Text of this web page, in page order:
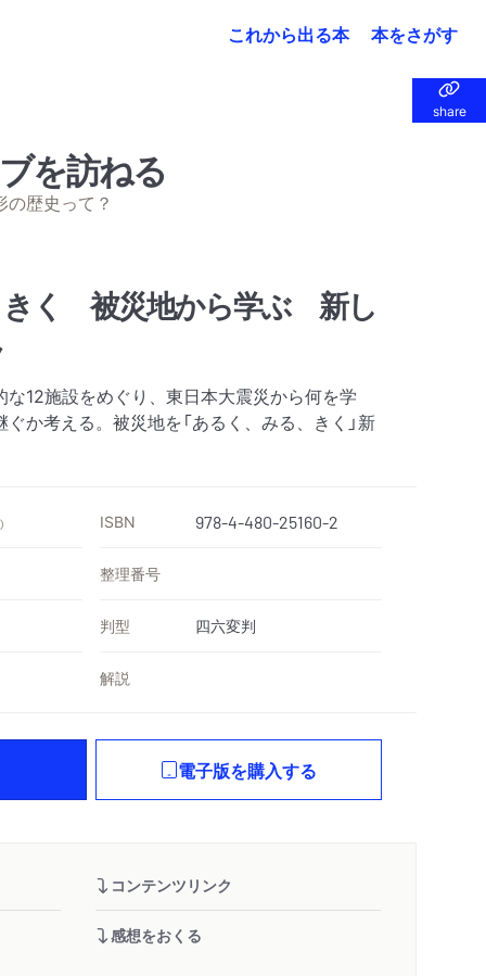
これから出る本 本をさがす
share
share
を訪ねる
歴史って？
きく 被災地から学ぶ 新し
12施設をめぐり、東日本大震災から何を学
か考える。被災地を「あるく、みる、きく」新
ISBN 978-4-480-25160-2
整理番号
判型 四六変判
解説
電子版を購入する
コンテンツリンク
感想をおくる